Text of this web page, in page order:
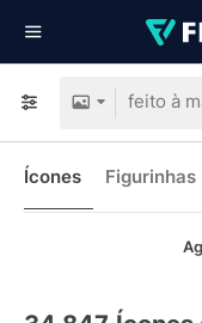
Ícones Figurinhas